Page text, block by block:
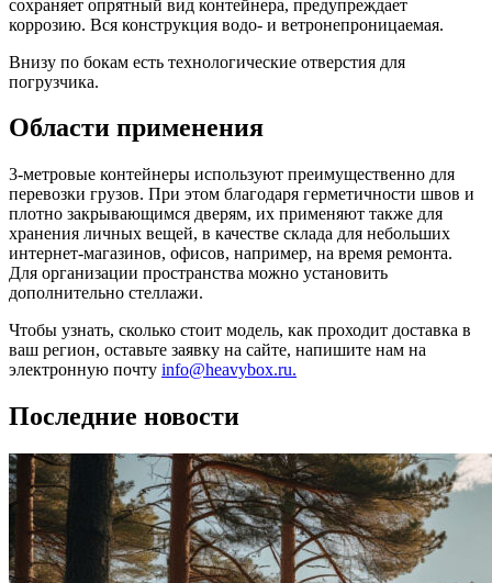
сохраняет опрятный вид контейнера, предупреждает
коррозию. Вся конструкция водо- и ветронепроницаемая.
Внизу по бокам есть технологические отверстия для
погрузчика.
Области применения
3-метровые контейнеры используют преимущественно для
перевозки грузов. При этом благодаря герметичности швов и
плотно закрывающимся дверям, их применяют также для
хранения личных вещей, в качестве склада для небольших
интернет-магазинов, офисов, например, на время ремонта.
Для организации пространства можно установить
дополнительно стеллажи.
Чтобы узнать, сколько стоит модель, как проходит доставка в
ваш регион, оставьте заявку на сайте, напишите нам на
электронную почту info@heavybox.ru.
Последние новости